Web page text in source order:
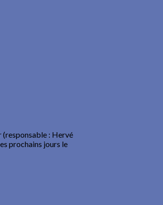
(responsable : Hervé
prochains jours le